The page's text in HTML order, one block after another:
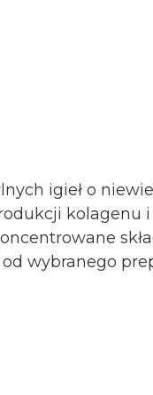
igieł o
kolagenu i
wybranego